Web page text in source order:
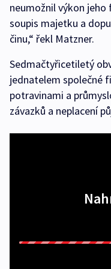
neumožnil výkon
soupis majetku a
činu,“ řekl Matzner.
Sedmačtyřicetiletý
jednatelem společné
potravinami a
závazků a neplacení